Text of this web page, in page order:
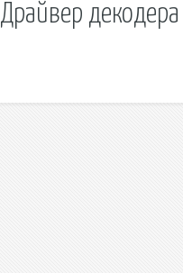
Драйвер декодера